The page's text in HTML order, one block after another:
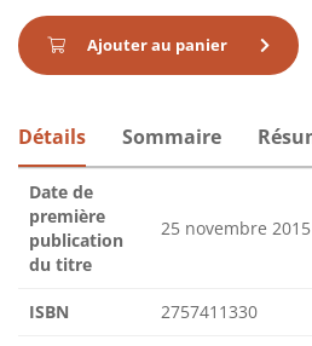
Ajouter au panier
Détails Sommaire
Date de
première
publication
du titre
25 novembre 2015
ISBN 2757411330